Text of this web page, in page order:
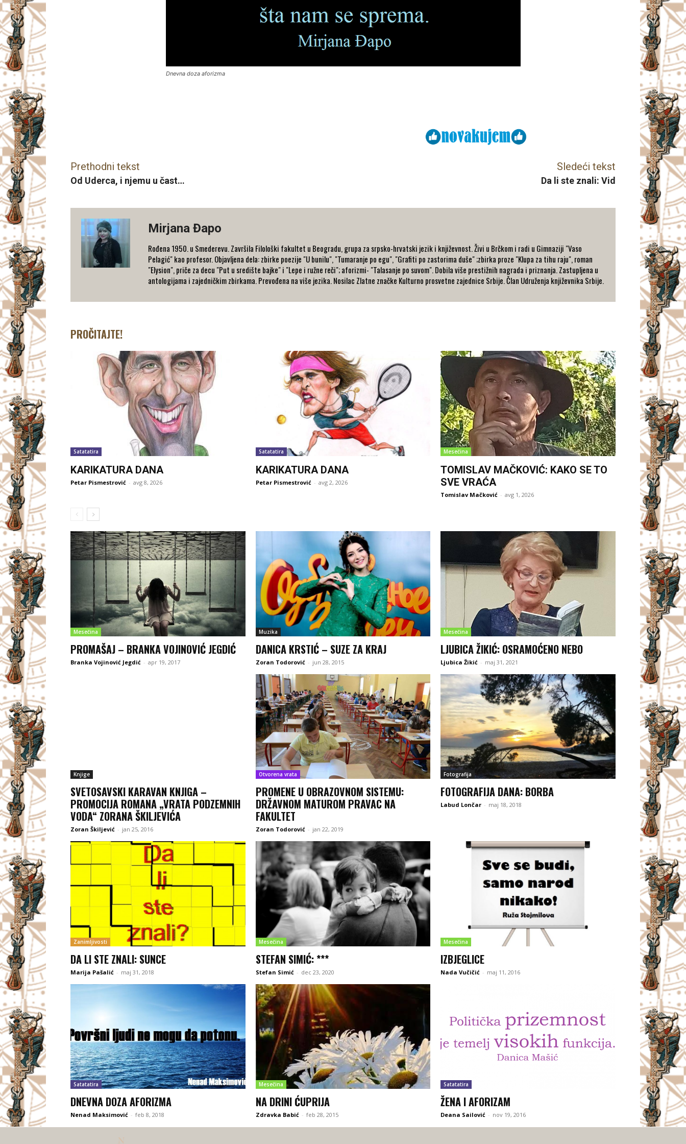
Dnevna doza aforizma
Prethodni tekst
Od Uderca, i njemu u čast…
Sledeći tekst
Da li ste znali: Vid
Mirjana Đapo
Rođena 1950. u Smederevu. Završila Filološki fakultet u Beogradu, grupa za srpsko-hrvatski jezik i književnost. Živi u Brčkom i radi u Gimnaziji "Vaso
Pelagić" kao profesor. Objavljena dela: zbirke poezije "U bunilu", "Tumaranje po egu", "Grafiti po zastorima duše" ;zbirka proze "Klupa za tihu raju", roman
"Elysion", priče za decu "Put u središte bajke" i "Lepe i ružne reči"; aforizmi- "Talasanje po suvom". Dobila više prestižnih nagrada i priznanja. Zastupljena u
antologijama i zajedničkim zbirkama. Prevođena na više jezika. Nosilac Zlatne značke Kulturno prosvetne zajednice Srbije. Član Udruženja književnika Srbije.
PROČITAJTE!
Satatatira
KARIKATURA DANA
Petar Pismestrović - avg 8, 2026
Satatatira
KARIKATURA DANA
Petar Pismestrović - avg 2, 2026
Mesečina
TOMISLAV MAČKOVIĆ: KAKO SE TO
SVE VRAĆA
Tomislav Mačković - avg 1, 2026
Mesečina
PROMAŠAJ – BRANKA VOJINOVIĆ JEGDIĆ
Branka Vojinović Jegdić - apr 19, 2017
Muzika
DANICA KRSTIĆ – SUZE ZA KRAJ
Zoran Todorović - jun 28, 2015
Mesečina
LJUBICA ŽIKIĆ: OSRAMOĆENO NEBO
Ljubica Žikić - maj 31, 2021
Knjige
SVETOSAVSKI KARAVAN KNJIGA –
PROMOCIJA ROMANA „VRATA PODZEMNIH
VODA“ ZORANA ŠKILJEVIĆA
Zoran Škiljević - jan 25, 2016
Otvorena vrata
PROMENE U OBRAZOVNOM SISTEMU:
DRŽAVNOM MATUROM PRAVAC NA
FAKULTET
Zoran Todorović - jan 22, 2019
Fotografija
FOTOGRAFIJA DANA: BORBA
Labud Lončar - maj 18, 2018
Zanimljivosti
DA LI STE ZNALI: SUNCE
Marija Pašalić - maj 31, 2018
Mesečina
STEFAN SIMIĆ: ***
Stefan Simić - dec 23, 2020
Mesečina
IZBJEGLICE
Nada Vučičić - maj 11, 2016
Satatatira
DNEVNA DOZA AFORIZMA
Nenad Maksimović - feb 8, 2018
Mesečina
NA DRINI ĆUPRIJA
Zdravka Babić - feb 28, 2015
Satatatira
ŽENA I AFORIZAM
Deana Sailović - nov 19, 2016